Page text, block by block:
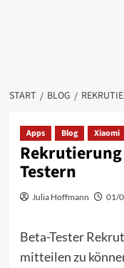
START BLOG
Apps Blog Xiaomi
Testern
Julia Hoffmann 01/
Beta-Tester
mitteilen zu